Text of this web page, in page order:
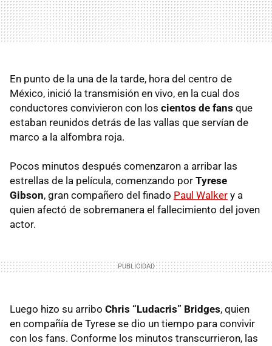
En punto de la una de la tarde, hora del centro de
México, inició la transmisión en vivo, en la cual dos
conductores convivieron con los cientos de fans que
estaban reunidos detrás de las vallas que servían de
marco a la alfombra roja.
Pocos minutos después comenzaron a arribar las
estrellas de la película, comenzando por Tyrese
Gibson, gran compañero del finado Paul Walker y a
quien afectó de sobremanera el fallecimiento del joven
actor.
Luego hizo su arribo Chris “Ludacris” Bridges, quien
en compañía de Tyrese se dio un tiempo para convivir
con los fans. Conforme los minutos transcurrieron, las